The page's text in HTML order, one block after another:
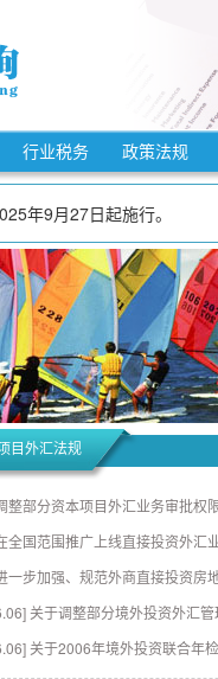
行业税务 政策法规
理办法》自2025年12月25
竞争法》自2025年10月15
月31日，适用3%预征率
年9月27日起施行。
月31日，增值税小规模纳
月31日，对月销售额10
3月1日起施行。
施条例》自2026年1月1日
月31日，允许先进制造业
自2026年1月1日起施行。
办法》自2025年12月25
争法》自2025年10月15
目外汇法规
整部分资本项目外汇业务审批权
全国范围推广上线直接投资外汇
一步加强、规范外商直接投资房
关于调整部分境外投资外汇
关于2006年境外投资联合年